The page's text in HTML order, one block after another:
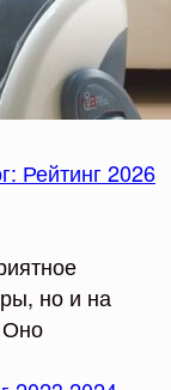
Рейтинг 2026
но и на
Оно